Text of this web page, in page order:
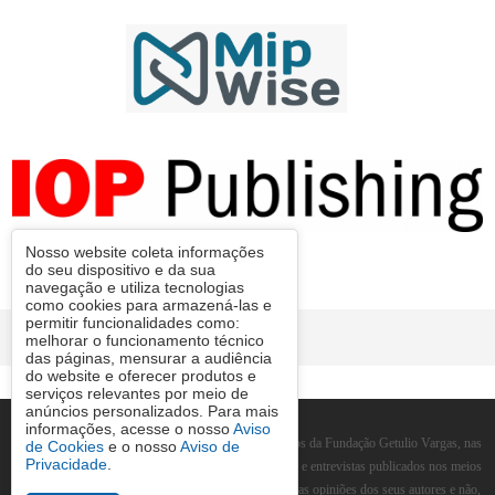
© FGV 2026
Nosso website coleta informações
do seu dispositivo e da sua
navegação e utiliza tecnologias
como cookies para armazená-las e
permitir funcionalidades como:
melhorar o funcionamento técnico
das páginas, mensurar a audiência
do website e oferecer produtos e
serviços relevantes por meio de
anúncios personalizados. Para mais
informações, acesse o nossoAviso
de Cookies e o nossoAviso de
Privacidade
As manifestações expressas por integrantes dos quadros da Fundação Getulio Vargas, nas
quais constem a sua identificação como tais, em artigos e entrevistas publicados nos meios
de comunicação em geral, representam exclusivamente as opiniões dos seus autores e não,